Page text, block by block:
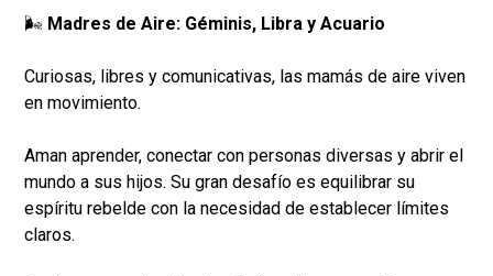
🌬️ Madres de Aire: Géminis, Libra y Acuario
Curiosas, libres y comunicativas, las mamás de aire viven
en movimiento.
Aman aprender, conectar con personas diversas y abrir el
mundo a sus hijos. Su gran desafío es equilibrar su
espíritu rebelde con la necesidad de establecer límites
claros.